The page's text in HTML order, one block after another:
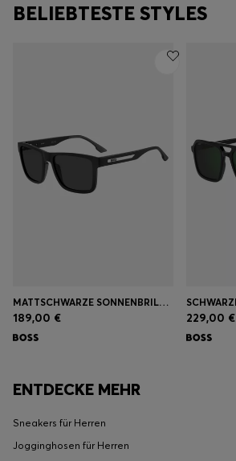
BELIEBTESTE STYLES
MATTSCHWARZE SONNENBRILLE MIT LOGO-EINSATZ
189,00 € 229,00 €
ENTDECKE MEHR
Sneakers für Herren
Jogginghosen für Herren